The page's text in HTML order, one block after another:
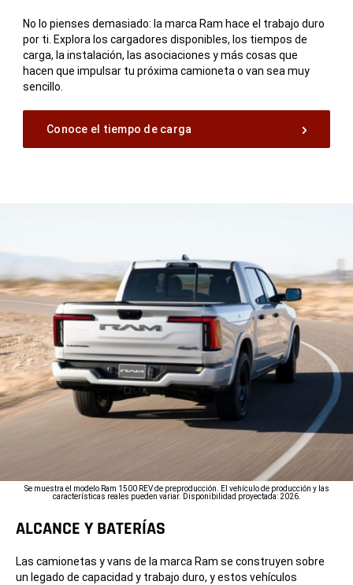
No lo pienses demasiado: la marca Ram hace el trabajo duro
por ti. Explora los cargadores disponibles, los tiempos de
carga, la instalación, las asociaciones y más cosas que
hacen que impulsar tu próxima camioneta o van sea muy
sencillo.
Conoce el tiempo de carga
Se muestra el modelo Ram 1500 REV de preproducción. El vehículo de producción y las
características reales pueden variar. Disponibilidad proyectada: 2026.
ALCANCE Y BATERÍAS
Las camionetas y vans de la marca Ram se construyen sobre
un legado de capacidad y trabajo duro, y estos vehículos